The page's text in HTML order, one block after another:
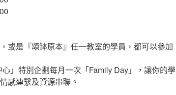
或是『頌缽原本』任一教室的學員，都可以參加
心」特別企劃每月一次「Family Day」，讓你的學
感連繫及資源串聯。